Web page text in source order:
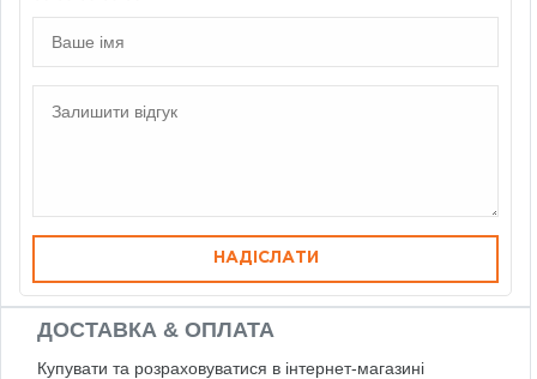
НАДІСЛАТИ
ДОСТАВКА & ОПЛАТА
Купувати та розраховуватися в інтернет-магазині